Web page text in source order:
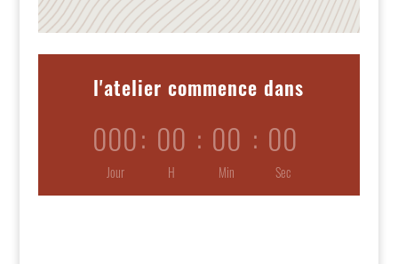
l'atelier commence dans
000
Jour
: 00
H
: 00
Min
: 00
Sec